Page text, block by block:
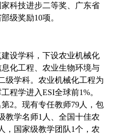
家科技进步二等奖、广东省
级奖励10项。
设学科，下设农业机械化
化工程、农业生物环境与
级学科。农业机械化工程为
程学进入ESI全球前1%。
第2。现有专任教师79人，包
教学名师1 人、全国十佳农
，国家级教学团队1个，农